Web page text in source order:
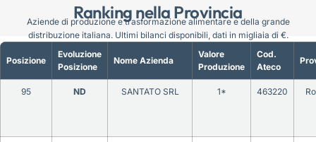
Ranking nella Provincia
Posizione
Evoluzione
Posizione
Nome Azienda
Valore
Produzione
Cod.
Ateco
95 ND SANTATO SRL 1* 463220
Aziende di produzione e trasformazione alimentare e della grande
distribuzione italiana. Ultimi bilanci disponibili, dati in migliaia di €.